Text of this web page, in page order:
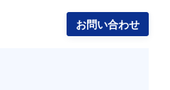
お問い合わせ